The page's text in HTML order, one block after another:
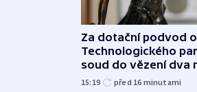
Za dotační podvod
Technologického
soud do vězení dva
15:19 před 16 minutami